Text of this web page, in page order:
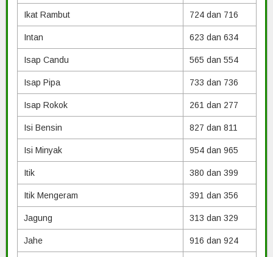
Ikat Rambut 724 dan 716
Intan 623 dan 634
Isap Candu 565 dan 554
Isap Pipa 733 dan 736
Isap Rokok 261 dan 277
Isi Bensin 827 dan 811
Isi Minyak 954 dan 965
Itik 380 dan 399
Itik Mengeram 391 dan 356
Jagung 313 dan 329
Jahe 916 dan 924